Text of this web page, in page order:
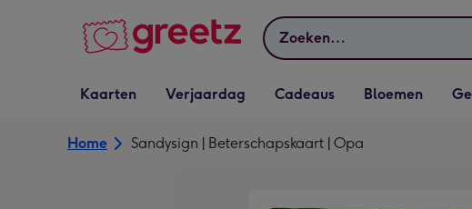
Zoeken
Vervolgkeuzelijst
Kaarten openen
Kaarten
Vervolgkeuzelijst
Verjaardag openen
Verjaardag
Vervolgkeuzelijst
Cadeaus openen
Cadeaus
Vervolgkeuzelijst
Bloemen openen
Bloemen
Home Sandysign | Beterschapskaart | Opa